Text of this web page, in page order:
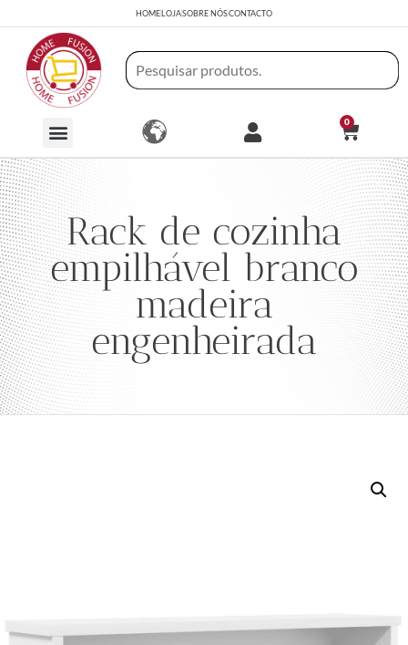
HOMELOJASOBRE NÓSCONTACTO
0
Rack de cozinha
empilhável branco
madeira
engenheirada